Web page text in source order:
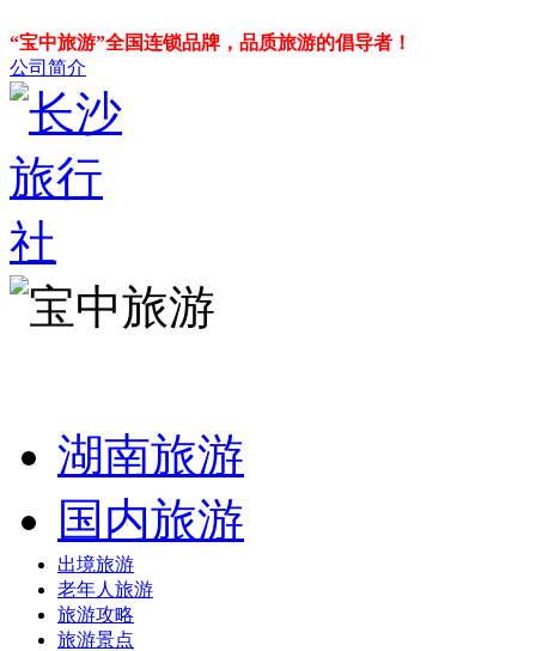
“宝中旅游”全国连锁品牌，品质旅游的倡导者！
公司简介
湖南旅游
国内旅游
出境旅游
老年人旅游
旅游攻略
旅游景点